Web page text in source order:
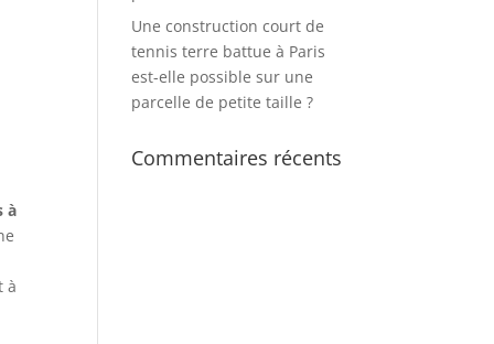
à
à
Une construction court de
tennis terre battue à Paris
est-elle possible sur une
parcelle de petite taille ?
Commentaires récents